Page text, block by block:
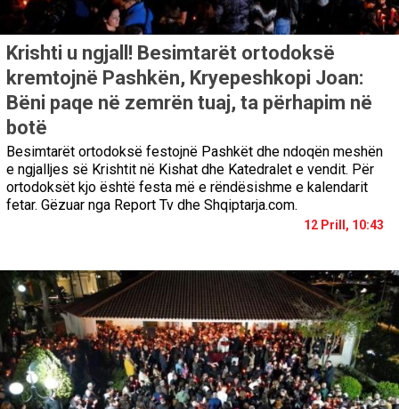
Krishti u ngjall! Besimtarët ortodoksë
kremtojnë Pashkën, Kryepeshkopi Joan:
Bëni paqe në zemrën tuaj, ta përhapim në
botë
Besimtarët ortodoksë festojnë Pashkët dhe ndoqën meshën
e ngjalljes së Krishtit në Kishat dhe Katedralet e vendit. Për
ortodoksët kjo është festa më e rëndësishme e kalendarit
fetar. Gëzuar nga Report Tv dhe Shqiptarja.com.
12 Prill, 10:43